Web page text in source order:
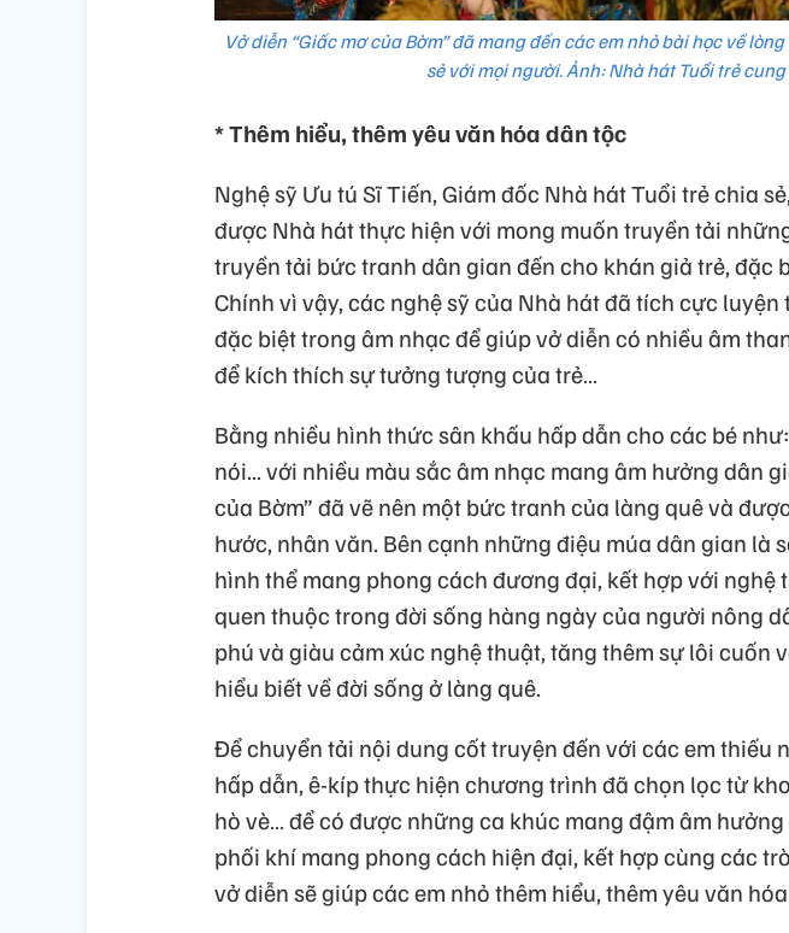
Vở diễn “Giấc mơ của Bờm” đã mang đến các em nhỏ bài học về
sẻ với mọi người. Ảnh: Nhà hát Tuổi trẻ
* Thêm hiểu, thêm yêu văn hóa dân tộc
Nghệ sỹ Ưu tú Sĩ Tiến, Giám đốc Nhà hát Tuổi trẻ chia
được Nhà hát thực hiện với mong muốn truyền tải
truyền tải bức tranh dân gian đến cho khán giả trẻ, đặc
Chính vì vậy, các nghệ sỹ của Nhà hát đã tích cực
đặc biệt trong âm nhạc để giúp vở diễn có nhiều âm
để kích thích sự tưởng tượng của trẻ…
Bằng nhiều hình thức sân khấu hấp dẫn cho các bé
nói... với nhiều màu sắc âm nhạc mang âm hưởng dân
của Bờm” đã vẽ nên một bức tranh của làng quê và
hước, nhân văn. Bên cạnh những điệu múa dân gian là
hình thể mang phong cách đương đại, kết hợp với nghệ
quen thuộc trong đời sống hàng ngày của người nông
phú và giàu cảm xúc nghệ thuật, tăng thêm sự lôi cuốn
hiểu biết về đời sống ở làng quê.
Để chuyển tải nội dung cốt truyện đến với các em thiếu
hấp dẫn, ê-kíp thực hiện chương trình đã chọn lọc từ
hò vè… để có được những ca khúc mang đậm âm
phối khí mang phong cách hiện đại, kết hợp cùng các
vở diễn sẽ giúp các em nhỏ thêm hiểu, thêm yêu văn